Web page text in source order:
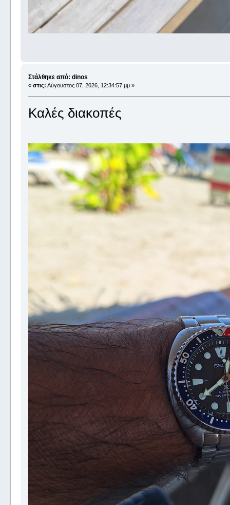
Στάλθηκε από: dinos
« στις: Αύγουστος 07, 2026, 12:34:57 μμ »
Καλές διακοπές